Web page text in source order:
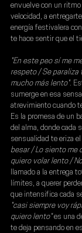
envuelve con un
velocidad, a
energía festivalera
te hace sentir que el
"En este peo sí me
respeto / Se paraliza
mucho más lento".
sumerge en esa
atrevimiento cuando
Es la promesa de un
del alma, donde cada
sensualidad te eriza el
besar / Lo siento me
quiero volar lento /
llamado a la entrega
límites, a querer
que intensifica cada
"casi siempre voy
quiero lento" es una
te deja pensando en